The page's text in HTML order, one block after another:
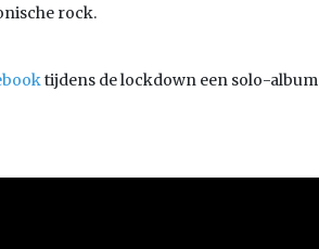
rock.
tijdens de lockdown een solo-album